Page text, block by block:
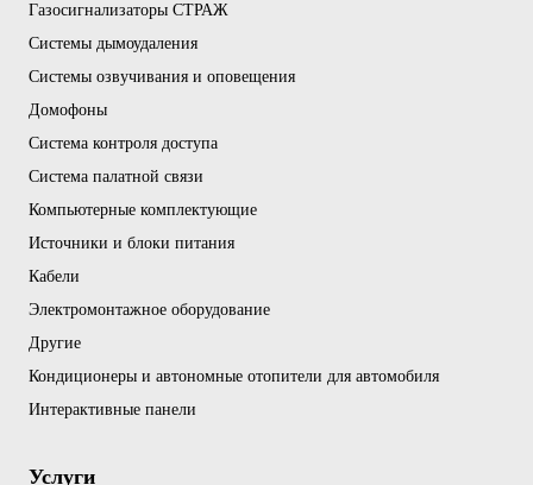
Газосигнализаторы СТРАЖ
Системы дымоудаления
Системы озвучивания и оповещения
Домофоны
Система контроля доступа
Система палатной связи
Компьютерные комплектующие
Источники и блоки питания
Кабели
Электромонтажное оборудование
Другие
Кондиционеры и автономные отопители для автомобиля
Интерактивные панели
Услуги